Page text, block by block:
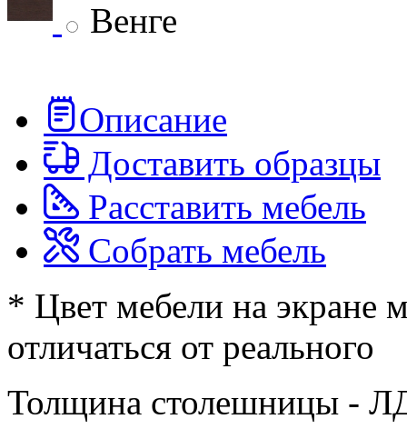
Венге
Описание
Доставить образцы
Расставить мебель
Собрать мебель
* Цвет мебели на экране
отличаться от реального
Толщина столешницы -